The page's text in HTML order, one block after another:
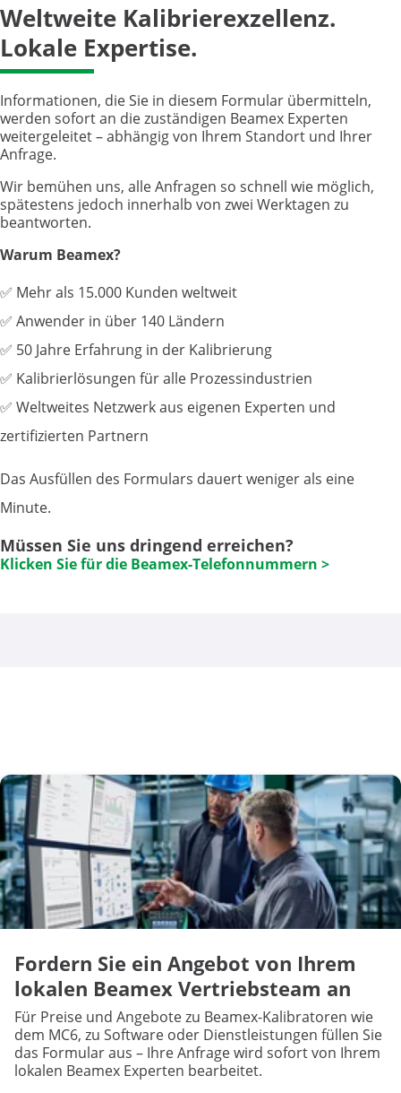
Weltweite Kalibrierexzellenz.
Lokale Expertise.
Informationen, die Sie in diesem Formular übermitteln,
werden sofort an die zuständigen Beamex Experten
weitergeleitet – abhängig von Ihrem Standort und Ihrer
Anfrage.
Wir bemühen uns, alle Anfragen so schnell wie möglich,
spätestens jedoch innerhalb von zwei Werktagen zu
beantworten.
Warum Beamex?
✅ Mehr als 15.000 Kunden weltweit
✅ Anwender in über 140 Ländern
✅ 50 Jahre Erfahrung in der Kalibrierung
✅ Kalibrierlösungen für alle Prozessindustrien
✅ Weltweites Netzwerk aus eigenen Experten und
zertifizierten Partnern
Das Ausfüllen des Formulars dauert weniger als eine
Minute.
Müssen Sie uns dringend erreichen?
Klicken Sie für die Beamex-Telefonnummern >
Fordern Sie ein Angebot von Ihrem
lokalen Beamex Vertriebsteam an
Für Preise und Angebote zu Beamex-Kalibratoren wie
dem MC6, zu Software oder Dienstleistungen füllen Sie
das Formular aus – Ihre Anfrage wird sofort von Ihrem
lokalen Beamex Experten bearbeitet.